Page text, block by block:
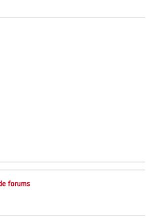
forums